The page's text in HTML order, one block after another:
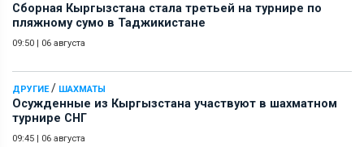
Сборная Кыргызстана стала третьей на турнире по
пляжному сумо в Таджикистане
09:50 | 06 августа
ДРУГИЕ/ ШАХМАТЫ
Осужденные из Кыргызстана участвуют в шахматном
турнире СНГ
09:45 | 06 августа